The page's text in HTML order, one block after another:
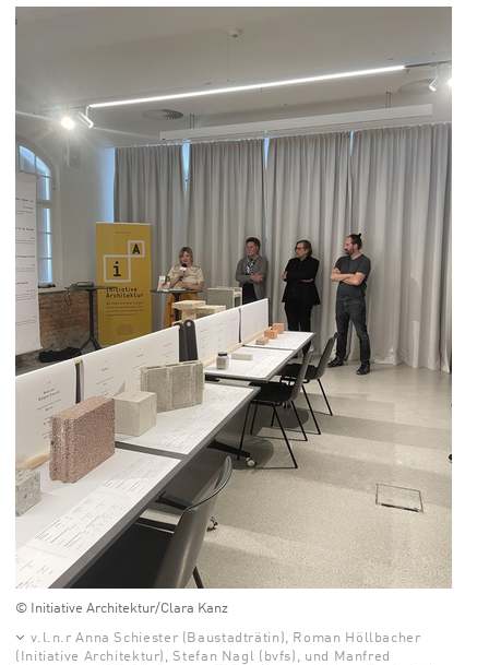
© Initiative Architektur/Clara Kanz
v.l.n.r Anna Schiester (Baustadträtin), Roman Höllbacher
(Initiative Architektur), Stefan Nagl (bvfs), und Manfred